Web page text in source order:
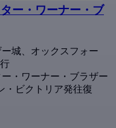
ー・ワーナー・ブ
城、オックスフォー
・ワーナー・ブラザー
・ビクトリア発往復